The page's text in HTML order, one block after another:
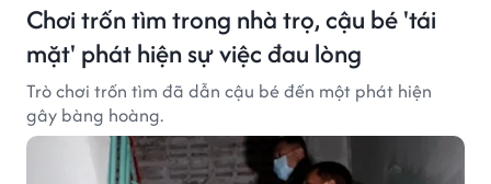
Chơi trốn tìm trong nhà trọ, cậu bé 'tái
mặt' phát hiện sự việc đau lòng
Trò chơi trốn tìm đã dẫn cậu bé đến một phát hiện
gây bàng hoàng.